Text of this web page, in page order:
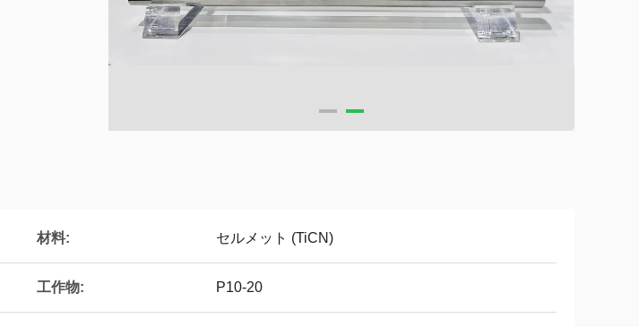
材料: セルメット (TiCN)
工作物: P10-20